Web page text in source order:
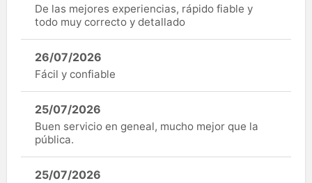
De las mejores experiencias, rápido fiable y
todo muy correcto y detallado
26/07/2026
Fácil y confiable
25/07/2026
Buen servicio en geneal, mucho mejor que la
pública.
25/07/2026